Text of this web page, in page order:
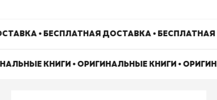
• БЕСПЛАТНАЯ ДОСТАВКА •
КНИГИ • ОРИГИНАЛЬНЫЕ КНИГИ •